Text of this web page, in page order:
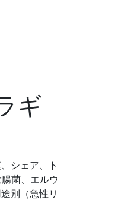
ギ
シェア、ト
菌、エルウ
別（急性リ